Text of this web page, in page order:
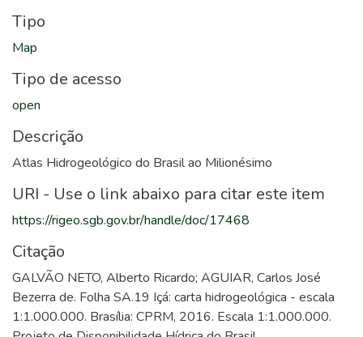
Tipo
Map
Tipo de acesso
open
Descrição
Atlas Hidrogeológico do Brasil ao Milionésimo
URI - Use o link abaixo para citar este item
https://rigeo.sgb.gov.br/handle/doc/17468
Citação
GALVÃO NETO, Alberto Ricardo; AGUIAR, Carlos José
Bezerra de. Folha SA.19 Içá: carta hidrogeológica - escala
1:1.000.000. Brasília: CPRM, 2016. Escala 1:1.000.000.